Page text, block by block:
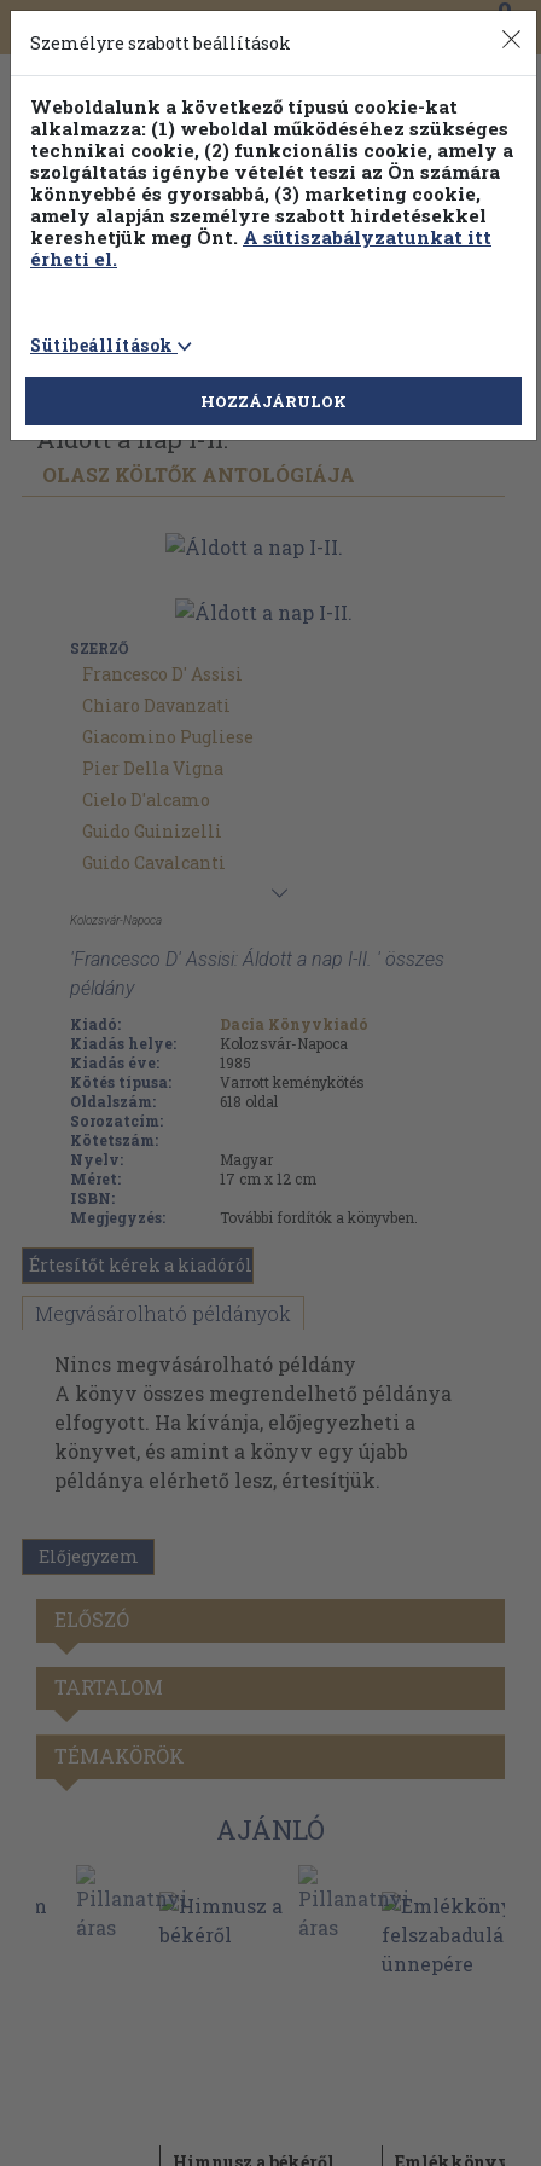
Toggle
navigation
0
Vissza az előző oldalra Válasszon példányt
Áldott a nap I-II.
OLASZ KÖLTŐK ANTOLÓGIÁJA
SZERZŐ
Francesco D' Assisi
Chiaro Davanzati
Giacomino Pugliese
Pier Della Vigna
Cielo D'alcamo
Guido Guinizelli
Guido Cavalcanti
Kolozsvár-Napoca
'Francesco D' Assisi: Áldott a nap I-II. ' összes
példány
Kiadó:
Dacia Könyvkiadó
Kiadás helye:
Kolozsvár-Napoca
Kiadás éve:
1985
Kötés típusa:
Varrott keménykötés
Oldalszám:
618 oldal
Sorozatcím:
Kötetszám:
Nyelv:
Magyar
Méret:
17 cm x 12 cm
ISBN:
Megjegyzés:
További fordítók a könyvben.
Értesítőt kérek a kiadóról
Megvásárolható példányok
Nincs megvásárolható példány
A könyv összes megrendelhető példánya
elfogyott. Ha kívánja, előjegyezheti a
könyvet, és amint a könyv egy újabb
példánya elérhető lesz, értesítjük.
Előjegyzem
ELŐSZÓ
TARTALOM
TÉMAKÖRÖK
AJÁNLÓ
Személyre szabott beállítások
Weboldalunk a következő típusú cookie-kat
alkalmazza: (1) weboldal működéséhez szükséges
technikai cookie, (2) funkcionális cookie, amely a
szolgáltatás igénybe vételét teszi az Ön számára
könnyebbé és gyorsabbá, (3) marketing cookie,
amely alapján személyre szabott hirdetésekkel
kereshetjük meg Önt. A sütiszabályzatunkat itt
érheti el.
Sütibeállítások
HOZZÁJÁRULOK